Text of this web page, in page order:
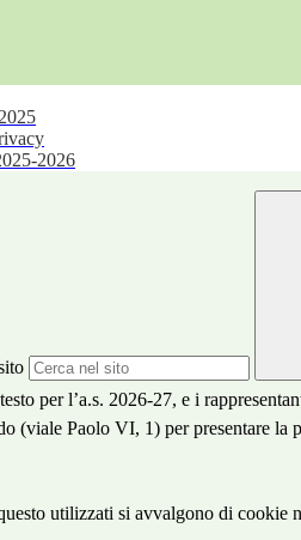
2026
per l’a.s. 2026-27, e i
(viale Paolo VI, 1) per presentare la
utilizzati si avvalgono di cookie